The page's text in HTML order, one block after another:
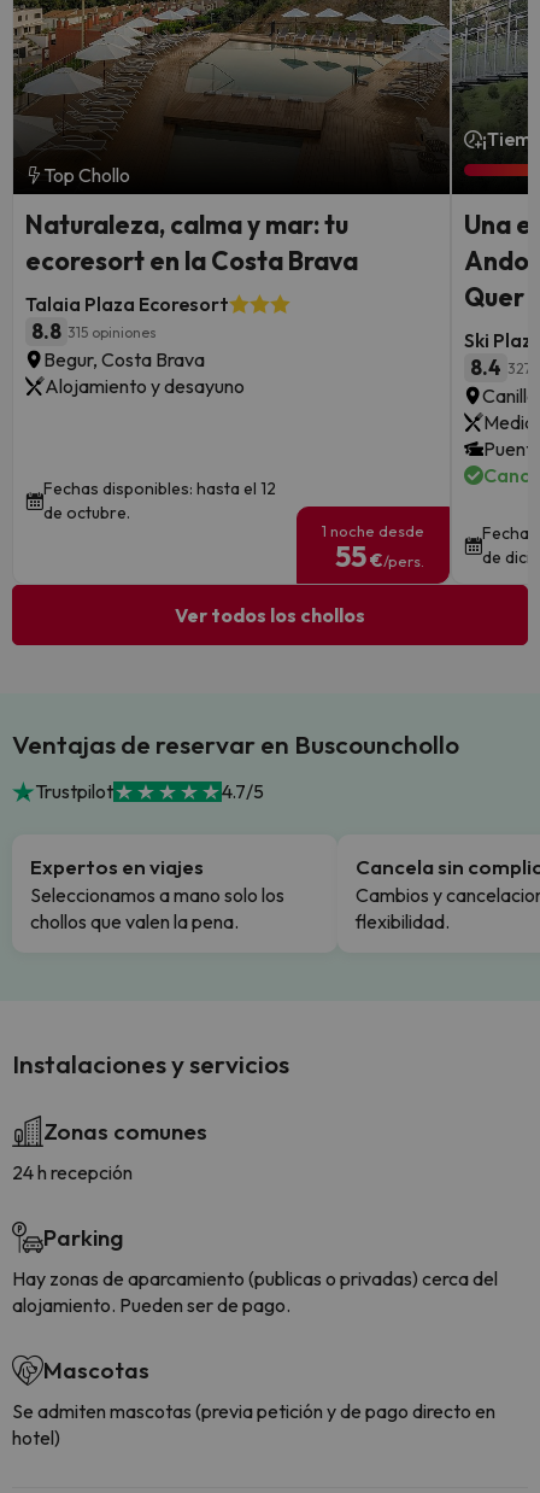
Top Chollo
Naturaleza, calma y mar: tu
ecoresort en la Costa Brava
Talaia Plaza Ecoresort
8.8 315 opiniones
Begur, Costa Brava
Alojamiento y desayuno
Fechas disponibles: hasta el 12
de octubre.
1 noche desde
55€/pers.
Una
Quer
Ski
8.4
Media
de
Ver todos los chollos
Ventajas de reservar en Buscounchollo
Trustpilot 4.7/5
Expertos en viajes
Seleccionamos a mano solo los
chollos que valen la pena.
Cancela sin
Cambios y
flexibilidad.
Instalaciones y servicios
Zonas comunes
24 h recepción
Parking
Hay zonas de aparcamiento (publicas o privadas) cerca del
alojamiento. Pueden ser de pago.
Mascotas
Se admiten mascotas (previa petición y de pago directo en
hotel)